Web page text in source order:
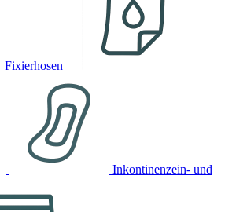
Fixierhosen
Inkontinenzein- und